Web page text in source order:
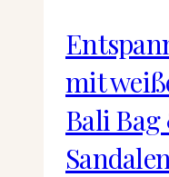
mit
Bali Bag
Sandalen